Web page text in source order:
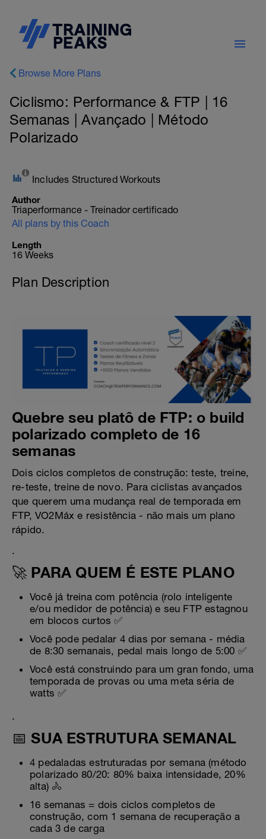
Browse More Plans
Ciclismo: Performance & FTP | 16
Semanas | Avançado | Método
Polarizado
Includes Structured Workouts
Author
Triaperformance - Treinador certificado
All plans by this Coach
Length
16 Weeks
Plan Description
Quebre seu platô de FTP: o build
polarizado completo de 16
semanas
Dois ciclos completos de construção: teste, treine,
re-teste, treine de novo. Para ciclistas avançados
que querem uma mudança real de temporada em
FTP, VO2Máx e resistência - não mais um plano
rápido.
.
🚀 PARA QUEM É ESTE PLANO
Você já treina com potência (rolo inteligente
e/ou medidor de potência) e seu FTP estagnou
em blocos curtos ✅
Você pode pedalar 4 dias por semana - média
de 8:30 semanais, pedal mais longo de 5:00 ✅
Você está construindo para um gran fondo, uma
temporada de provas ou uma meta séria de
watts ✅
.
📅 SUA ESTRUTURA SEMANAL
4 pedaladas estruturadas por semana (método
polarizado 80/20: 80% baixa intensidade, 20%
alta) 🚴
16 semanas = dois ciclos completos de
construção, com 1 semana de recuperação a
cada 3 de carga